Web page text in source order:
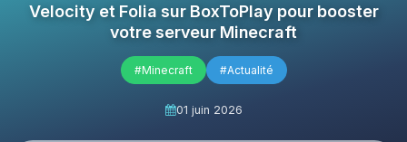
Velocity et Folia sur BoxToPlay pour booster
votre serveur Minecraft
#Minecraft #Actualité
01 juin 2026